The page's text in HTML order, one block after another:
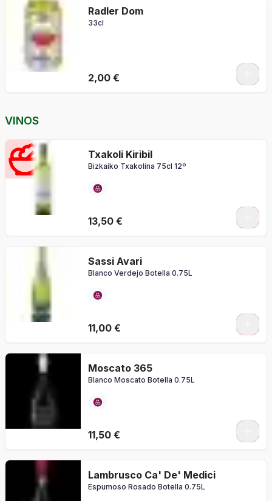
Radler Dom
33cl
2,00 €
VINOS
Txakoli Kiribil
Bizkaiko Txakolina 75cl 12º
13,50 €
Sassi Avari
Blanco Verdejo Botella 0.75L
11,00 €
Moscato 365
Blanco Moscato Botella 0.75L
11,50 €
Lambrusco Ca' De' Medici
Espumoso Rosado Botella 0.75L